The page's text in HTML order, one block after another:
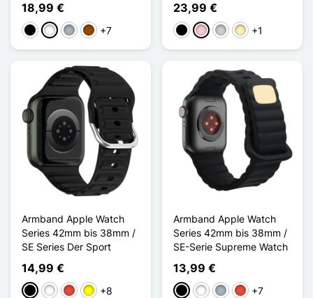
18,99 €
Schwarz
WeißGrauBraun
+7
23,99 €
Schwarz
PinkSilberGolden
+1
Armband Apple Watch
Series 42mm bis 38mm /
SE Series Der Sport
14,99 €
Schwarz
WeißRot Gelb+8
Armband Apple Watch
Series 42mm bis 38mm /
SE-Serie Supreme Watch
13,99 €
Schwarz
WeißGrauRot +7